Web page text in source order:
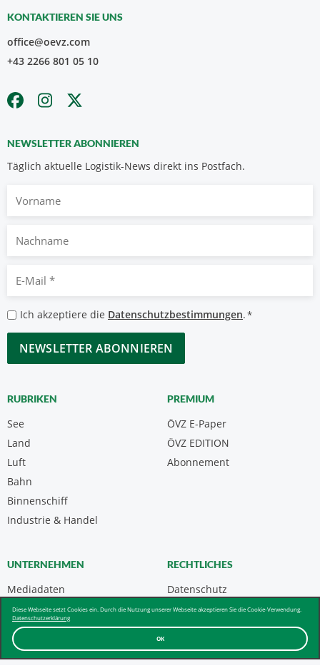
OK
Diese Webseite setzt Cookies ein. Durch die Nutzung unserer Webseite akzeptieren Sie die Cookie-Verwendung.
Datenschutzerklärung
KONTAKTIEREN SIE UNS
office@oevz.com
+43 2266 801 05 10
NEWSLETTER ABONNIEREN
Täglich aktuelle Logistik-News direkt ins Postfach.
Nachname
Mail
*
Datenschutzbestimmungen
*
Ich akzeptiere die Datenschutzbestimmungen.*
CAPTCHA
RUBRIKEN
See
Land
Luft
Bahn
Binnenschiff
Industrie & Handel
PREMIUM
ÖVZ E-Paper
Abonnement
ÖVZ EDITION
UNTERNEHMEN
Mediadaten
Kontakt
Über uns & AGB
RECHTLICHES
Datenschutz
Impressum